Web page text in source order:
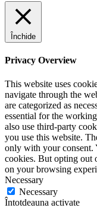
Închide
Privacy Overview
This website uses
navigate through the
are categorized as
essential for the
also use third-party
you use this website.
only with your consent.
cookies. But opting out
on your browsing
Necessary
Necessary
Întotdeauna activate